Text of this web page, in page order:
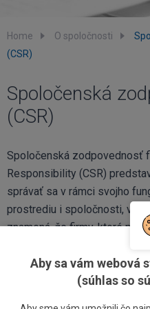
Home O spoločnosti
(CSR)
Spoločenská
(CSR)
Spoločenská zodpovednosť
Responsibility (CSR)
správať sa v rámci svojho
prostrediu i spoločnosti, v
znamená, že firmy, ktoré
stanovujú vysoké etické
negatívne dopady na
vzťahy so svojimi
Aby sa vám webová
(súhlas so